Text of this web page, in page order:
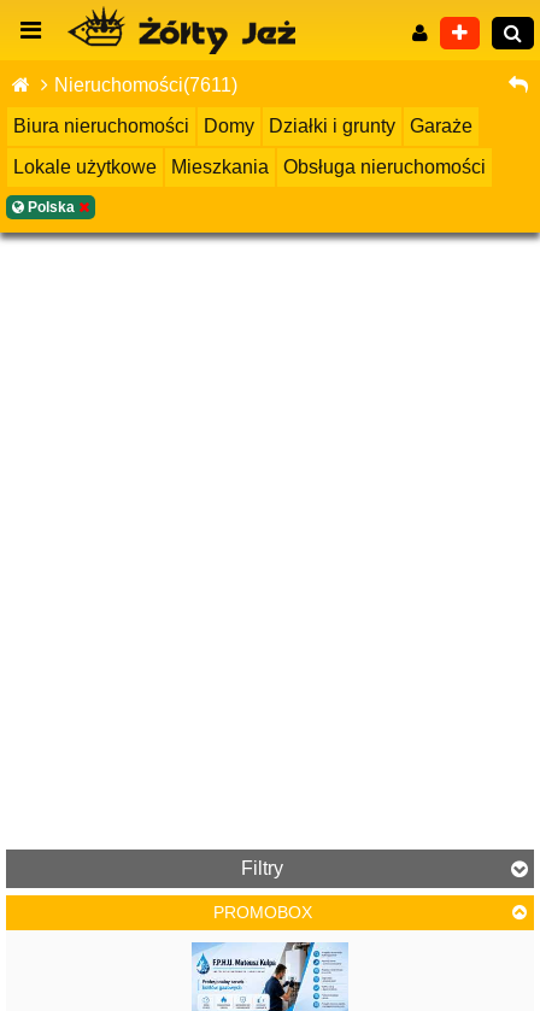
Nieruchomości(7611)
Biura nieruchomości
Domy Działki i grunty
Garaże
Lokale użytkowe
Mieszkania Obsługa nieruchomości
Polska
Filtry
PROMOBOX